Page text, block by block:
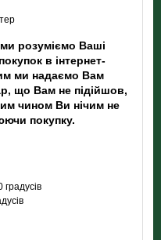
розуміємо Ваші
в інтернет-
ми надаємо Вам
що Вам не підійшов,
чином Ви нічим не
покупку.